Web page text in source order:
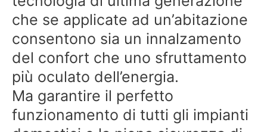
che se applicate ad un’abitazione
consentono sia un innalzamento
del confort che uno sfruttamento
più oculato dell’energia.
Ma garantire il perfetto
funzionamento di tutti gli impianti